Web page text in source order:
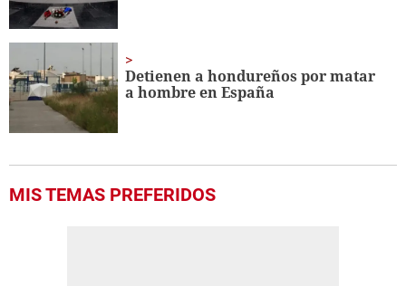
Detienen a hondureños por matar
a hombre en España
MIS TEMAS PREFERIDOS